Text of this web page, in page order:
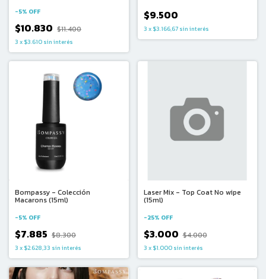
-5% OFF
$10.830 $11.400
3 x $3.610 sin interés
$9.500
3 x $3.166,67 sin interés
Bompassy - Colección
Macarons (15ml)
-5% OFF
$7.885 $8.300
3 x $2.628,33 sin interés
Laser Mix - Top Coat No wipe
(15ml)
-25% OFF
$3.000 $4.000
3 x $1.000 sin interés